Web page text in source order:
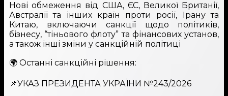
Нові обмеження від США, ЄС, Великої Британії,
Австралії та інших країн проти росії, Ірану та
Китаю, включаючи санкції щодо політиків,
бізнесу, “тіньового флоту” та фінансових установ,
а також інші зміни у санкційній політиці
🌍 Останні санкційні рішення:
📌УКАЗ ПРЕЗИДЕНТА УКРАЇНИ №243/2026